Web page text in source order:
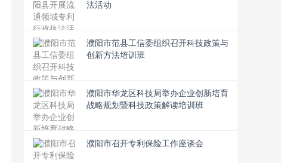
法活动
濮阳市范县工信委组织召开科技政策与
创新方法培训班
濮阳市华龙区科技局举办企业创新培育
战略规划暨科技政策解读培训班
濮阳市召开专利保险工作座谈会